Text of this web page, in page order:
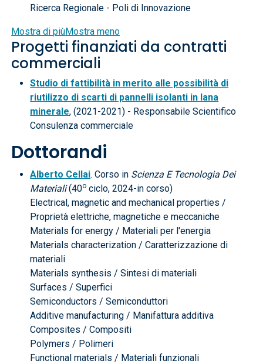
Ricerca Regionale - Poli di Innovazione
Mostra di piùMostra meno
Progetti finanziati da contratti
commerciali
Studio di fattibilità in merito alle possibilità di
riutilizzo di scarti di pannelli isolanti in lana
minerale, (2021-2021) - Responsabile Scientifico
Consulenza commerciale
Dottorandi
Alberto Cellai. Corso in Scienza E Tecnologia Dei
Materiali(40o ciclo, 2024-in corso)
Electrical, magnetic and mechanical properties /
Proprietà elettriche, magnetiche e meccaniche
Materials for energy / Materiali per l'energia
Materials characterization / Caratterizzazione di
materiali
Materials synthesis / Sintesi di materiali
Surfaces / Superfici
Semiconductors / Semiconduttori
Additive manufacturing / Manifattura additiva
Composites / Compositi
Polymers / Polimeri
Functional materials / Materiali funzionali